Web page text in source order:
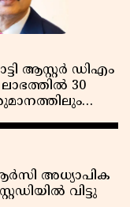
ആസ്റ്റർ ഡിഎം
30
അധ്യാപിക
വിട്ടു